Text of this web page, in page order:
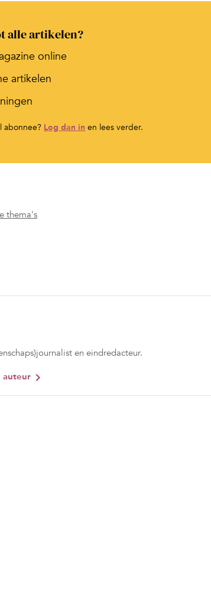
alle artikelen?
online
artikelen
abonnee? Log dan in en lees verder.
thema's
en eindredacteur.
auteur